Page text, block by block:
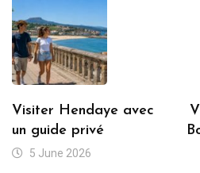
Visiter Hendaye avec
un guide privé
5 June 2026